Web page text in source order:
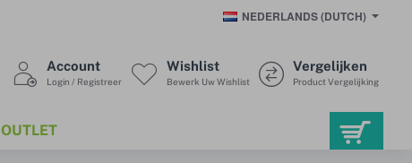
NEDERLANDS (DUTCH)
Account
Login / Registreer
Wishlist
Bewerk Uw Wishlist
Vergelijken
Product Vergelijking
OUTLET